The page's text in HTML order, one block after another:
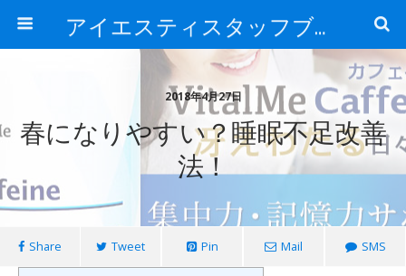
アイエスティスタッフブログ
2018年4月27日
春になりやすい？睡眠不足改善
法！
Share Tweet Pin Mail SMS